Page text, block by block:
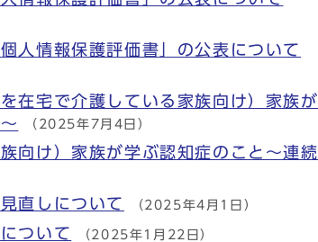
人情報保護評価書」の公表について
在宅で介護している家族向け）家族が
（2025年7月4日）
向け）家族が学ぶ認知症のこと～連続
直しについて （2025年4月1日）
ついて （2025年1月22日）